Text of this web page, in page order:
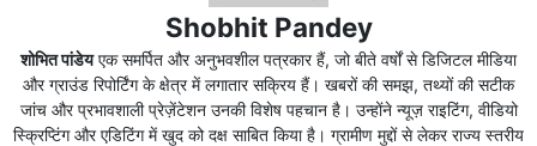
Shobhit Pandey
शोभित पांडेयएक समर्पित और अनुभवशील पत्रकार हैं, जो बीते वर्षों से डिजिटल मीडिया
और ग्राउंड रिपोर्टिंग के क्षेत्र में लगातार सक्रिय हैं। खबरों की समझ, तथ्यों की सटीक
जांच और प्रभावशाली प्रेज़ेंटेशन उनकी विशेष पहचान है। उन्होंने न्यूज़ राइटिंग, वीडियो
स्क्रिप्टिंग और एडिटिंग में खुद को दक्ष साबित किया है। ग्रामीण मुद्दों से लेकर राज्य स्तरीय